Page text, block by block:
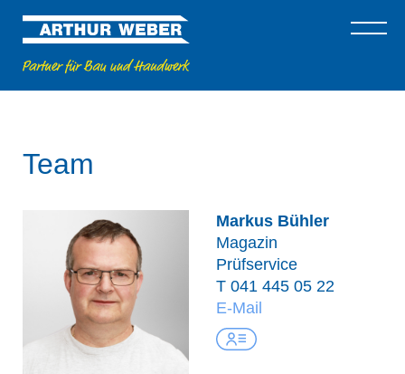
Team
Markus Bühler
Magazin
Prüfservice
T 041 445 05 22
E-Mail